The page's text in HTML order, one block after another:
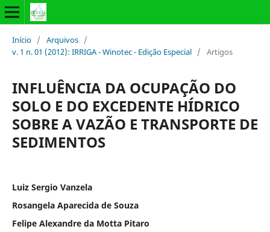
Início / Arquivos /
v. 1 n. 01 (2012): IRRIGA - Winotec - Edição Especial / Artigos
INFLUÊNCIA DA OCUPAÇÃO DO
SOLO E DO EXCEDENTE HÍDRICO
SOBRE A VAZÃO E TRANSPORTE DE
SEDIMENTOS
Luiz Sergio Vanzela
Rosangela Aparecida de Souza
Felipe Alexandre da Motta Pitaro